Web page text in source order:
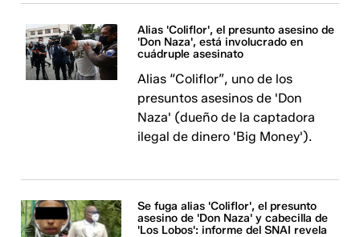
Alias 'Coliflor', el presunto asesino de
'Don Naza', está involucrado en
cuádruple asesinato
Alias “Coliflor”, uno de los
presuntos asesinos de 'Don
Naza' (dueño de la captadora
ilegal de dinero 'Big Money').
Se fuga alias 'Coliflor', el presunto
asesino de 'Don Naza' y cabecilla de
'Los Lobos': informe del SNAI revela